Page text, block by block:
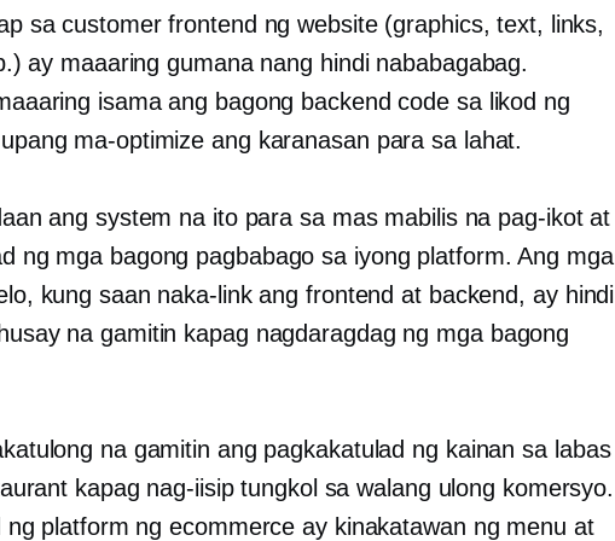
sa customerfrontend ng website (graphics, text, links,
ay maaaring gumana nang hindi nababagabag.
isama ang bagong backend code sa likod ng
ma-optimize ang karanasan para sa lahat.
ang system na ito para sa mas mabilis na pag-ikot at
ng mga bagong pagbabago sa iyong platform. Ang mga
kung saan naka-link ang frontend at backend, ay hindi
na gamitin kapag nagdaragdag ng mga bagong
na gamitin ang pagkakatulad ng kainan sa labas
kapag nag-iisip tungkol sa walang ulong komersyo.
ng platform ng ecommerce ay kinakatawan ng menu at